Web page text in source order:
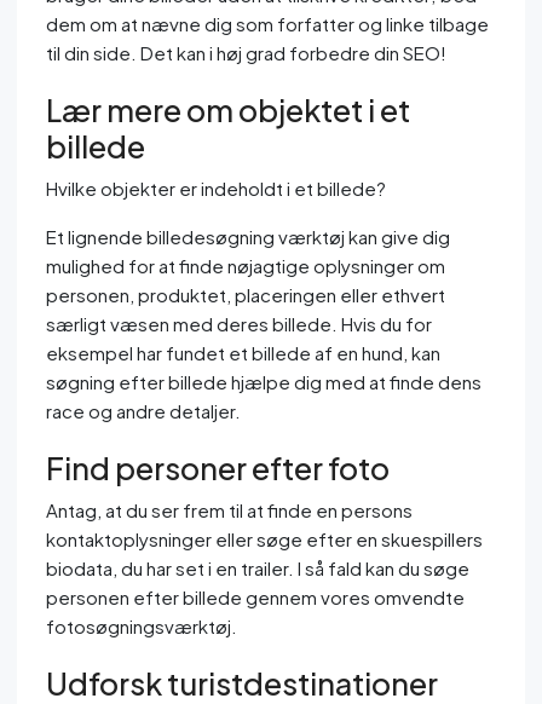
dem om at nævne dig som forfatter og linke tilbage
til din side. Det kan i høj grad forbedre din SEO!
Lær mere om objektet i et
billede
Hvilke objekter er indeholdt i et billede?
Et lignende billedesøgning værktøj kan give dig
mulighed for at finde nøjagtige oplysninger om
personen, produktet, placeringen eller ethvert
særligt væsen med deres billede. Hvis du for
eksempel har fundet et billede af en hund, kan
søgning efter billede hjælpe dig med at finde dens
race og andre detaljer.
Find personer efter foto
Antag, at du ser frem til at finde en persons
kontaktoplysninger eller søge efter en skuespillers
biodata, du har set i en trailer. I så fald kan du søge
personen efter billede gennem vores omvendte
fotosøgningsværktøj.
Udforsk turistdestinationer